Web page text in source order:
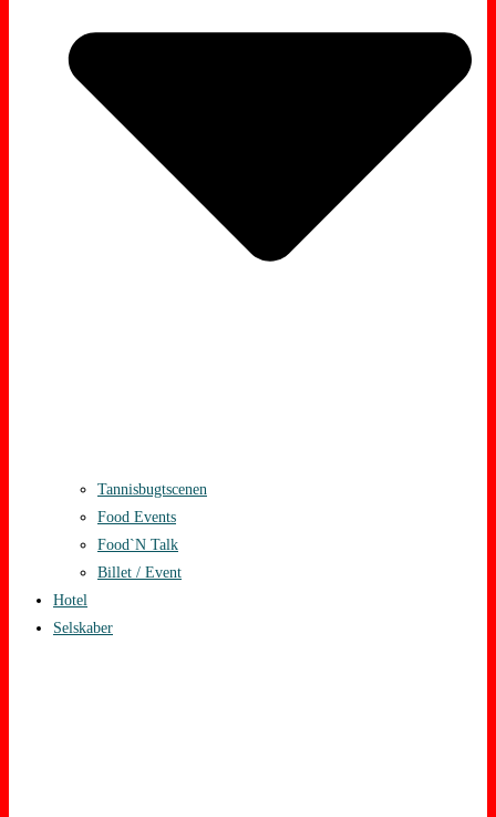
Tannisbugtscenen
Food Events
Food`N Talk
Billet / Event
Hotel
Selskaber